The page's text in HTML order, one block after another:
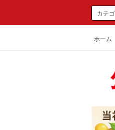
ホーム